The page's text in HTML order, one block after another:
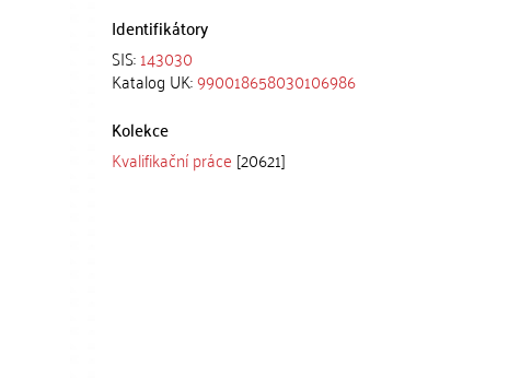
Identifikátory
SIS:143030
Katalog UK:990018658030106986
Kolekce
Kvalifikační práce [20621]